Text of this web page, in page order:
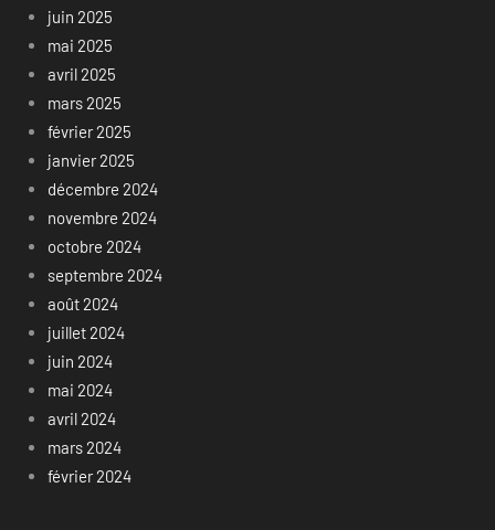
juin 2025
mai 2025
avril 2025
mars 2025
février 2025
janvier 2025
décembre 2024
novembre 2024
octobre 2024
septembre 2024
août 2024
juillet 2024
juin 2024
mai 2024
avril 2024
mars 2024
février 2024